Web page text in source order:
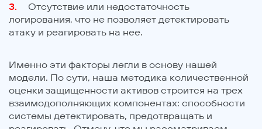
Отсутствие или недостаточность
логирования, что не позволяет детектировать
атаку и реагировать на нее.
Именно эти факторы легли в основу нашей
модели. По сути, наша методика количественной
оценки защищенности активов строится на трех
взаимодополняющих компонентах: способности
системы детектировать, предотвращать и